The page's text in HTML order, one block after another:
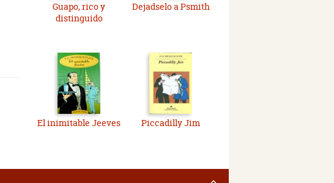
Guapo, rico y
distinguido
Dejadselo a Psmith
El inimitable Jeeves Piccadilly Jim